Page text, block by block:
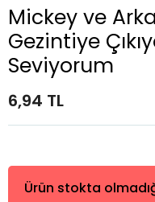
Mickey ve
Gezintiye
Seviyorum
6,94 TL
Ürün stokta